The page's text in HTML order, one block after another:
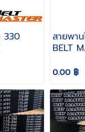
สายพานไท
BELT
0.00 ฿